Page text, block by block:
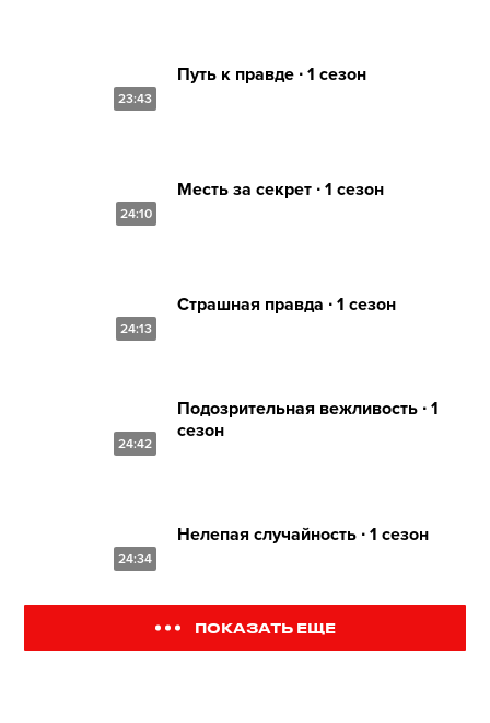
23:43
Путь к правде ∙ 1 сезон
24:10
Месть за секрет ∙ 1 сезон
24:13
Страшная правда ∙ 1 сезон
24:42
Подозрительная вежливость ∙ 1
сезон
24:34
Нелепая случайность ∙ 1 сезон
ПОКАЗАТЬ ЕЩЕ